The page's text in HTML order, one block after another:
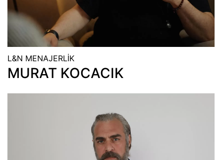
L&N MENAJERLİK
MURAT KOCACIK